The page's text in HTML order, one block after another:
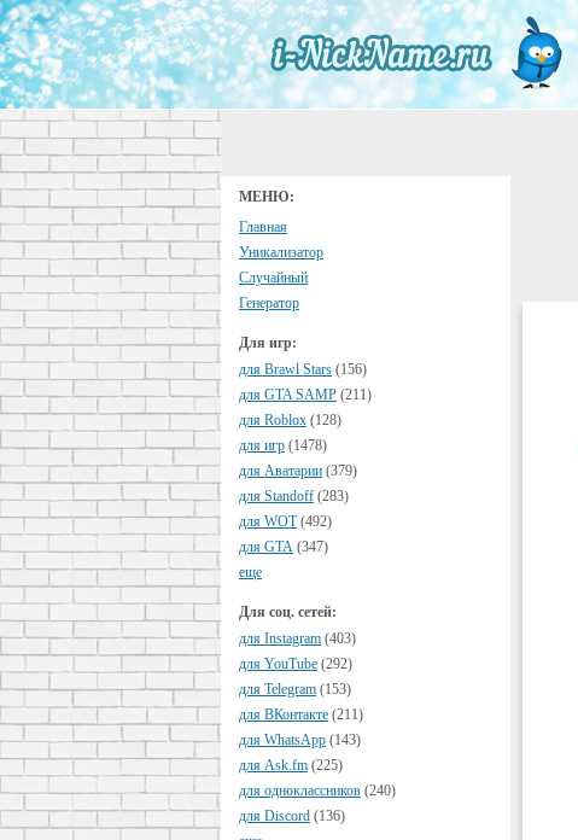
МЕНЮ:
Главная
Уникализатор
Случайный
Генератор
Для игр:
для Brawl Stars (156)
для GTA SAMP (211)
для Roblox (128)
для игр (1478)
для Аватарии (379)
для Standoff (283)
для WOT (492)
для GTA (347)
еще
Для соц. сетей:
для Instagram (403)
для YouTube (292)
для Telegram (153)
для ВКонтакте (211)
для WhatsApp (143)
для Ask.fm (225)
для одноклассников (240)
для Discord (136)